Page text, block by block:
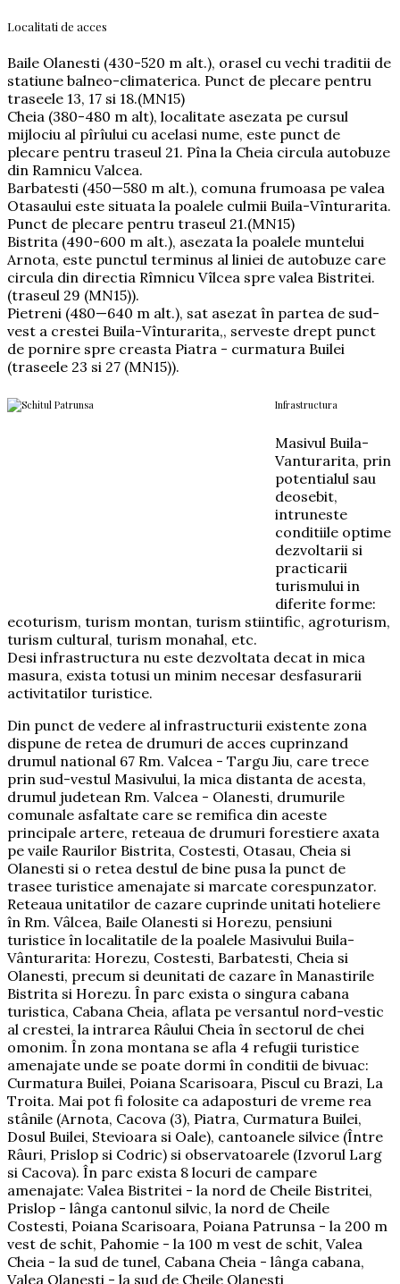
Localitati de acces
Baile Olanesti (430-520 m alt.), orasel cu vechi traditii de
statiune balneo-climaterica. Punct de plecare pentru
traseele 13, 17 si 18.(MN15)
Cheia (380-480 m alt), localitate asezata pe cursul
mijlociu al pîrîului cu acelasi nume, este punct de
plecare pentru traseul 21. Pîna la Cheia circula autobuze
din Ramnicu Valcea.
Barbatesti (450—580 m alt.), comuna frumoasa pe valea
Otasaului este situata la poalele culmii Buila-Vînturarita.
Punct de plecare pentru traseul 21.(MN15)
Bistrita (490-600 m alt.), asezata la poalele muntelui
Arnota, este punctul terminus al liniei de autobuze care
circula din directia Rîmnicu Vîlcea spre valea Bistritei.
(traseul 29 (MN15)).
Pietreni (480—640 m alt.), sat asezat în partea de sud-
vest a crestei Buila-Vînturarita,, serveste drept punct
de pornire spre creasta Piatra - curmatura Builei
(traseele 23 si 27 (MN15)).
Infrastructura
Masivul Buila-
Vanturarita, prin
potentialul sau
deosebit,
intruneste
conditiile optime
dezvoltarii si
practicarii
turismului in
diferite forme:
ecoturism, turism montan, turism stiintific, agroturism,
turism cultural, turism monahal, etc.
Desi infrastructura nu este dezvoltata decat in mica
masura, exista totusi un minim necesar desfasurarii
activitatilor turistice.
Din punct de vedere al infrastructurii existente zona
dispune de retea de drumuri de acces cuprinzand
drumul national 67 Rm. Valcea - Targu Jiu, care trece
prin sud-vestul Masivului, la mica distanta de acesta,
drumul judetean Rm. Valcea - Olanesti, drumurile
comunale asfaltate care se remifica din aceste
principale artere, reteaua de drumuri forestiere axata
pe vaile Raurilor Bistrita, Costesti, Otasau, Cheia si
Olanesti si o retea destul de bine pusa la punct de
trasee turistice amenajate si marcate corespunzator.
Reteaua unitatilor de cazare cuprinde unitati hoteliere
în Rm. Vâlcea, Baile Olanesti si Horezu, pensiuni
turistice în localitatile de la poalele Masivului Buila-
Vânturarita: Horezu, Costesti, Barbatesti, Cheia si
Olanesti, precum si deunitati de cazare în Manastirile
Bistrita si Horezu. În parc exista o singura cabana
turistica, Cabana Cheia, aflata pe versantul nord-vestic
al crestei, la intrarea Râului Cheia în sectorul de chei
omonim. În zona montana se afla 4 refugii turistice
amenajate unde se poate dormi în conditii de bivuac:
Curmatura Builei, Poiana Scarisoara, Piscul cu Brazi, La
Troita. Mai pot fi folosite ca adaposturi de vreme rea
stânile (Arnota, Cacova (3), Piatra, Curmatura Builei,
Dosul Builei, Stevioara si Oale), cantoanele silvice (Între
Râuri, Prislop si Codric) si observatoarele (Izvorul Larg
si Cacova). În parc exista 8 locuri de campare
amenajate: Valea Bistritei - la nord de Cheile Bistritei,
Prislop - lânga cantonul silvic, la nord de Cheile
Costesti, Poiana Scarisoara, Poiana Patrunsa - la 200 m
vest de schit, Pahomie - la 100 m vest de schit, Valea
Cheia - la sud de tunel, Cabana Cheia - lânga cabana,
Valea Olanesti - la sud de Cheile Olanesti